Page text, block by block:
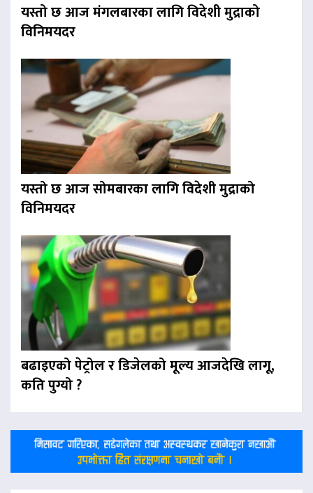
यस्तो छ आज मंगलबारका लागि विदेशी मुद्राको
विनिमयदर
यस्तो छ आज सोमबारका लागि विदेशी मुद्राको
विनिमयदर
बढाइएको पेट्रोल र डिजेलको मूल्य आजदेखि लागू,
कति पुग्यो ?